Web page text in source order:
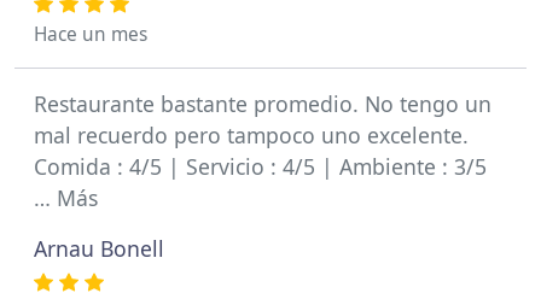
Hace un mes
Restaurante bastante promedio. No tengo un
mal recuerdo pero tampoco uno excelente.
Comida : 4/5 | Servicio : 4/5 | Ambiente : 3/5
… Más
Arnau Bonell